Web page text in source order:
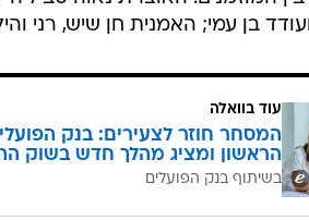
בן עמי; האמנית חן שיש, רני
עוד בוואלה
המסחר חוזר לצעירים: בנק
הראשון ומציג מהלך חדש בשוק
בשיתוף בנק הפועלים